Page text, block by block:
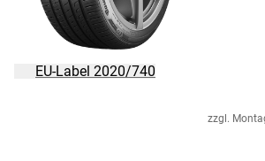
zzgl.
EU-Label 2020/740